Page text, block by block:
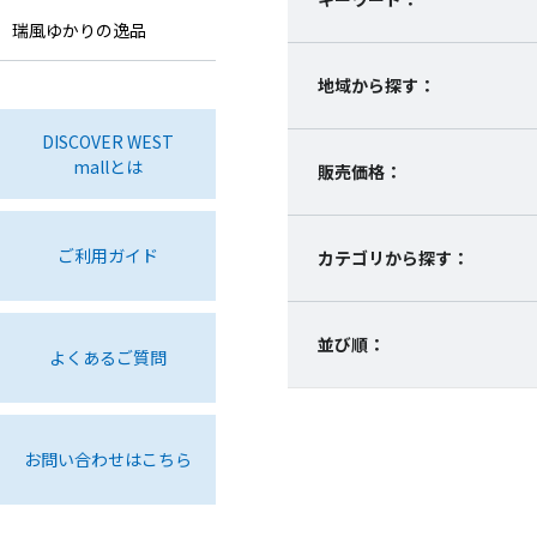
瑞風ゆかりの逸品
DISCOVER WEST
mallとは
ご利用ガイド
よくあるご質問
お問い合わせはこちら
地域から探す：
販売価格：
カテゴリから探す：
並び順：